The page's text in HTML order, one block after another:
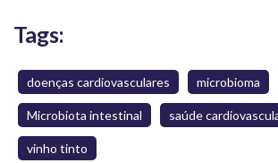
Tags:
doenças cardiovasculares microbioma
Microbiota intestinal saúde
vinho tinto